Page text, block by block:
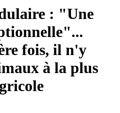
: "Une
fois, il n'y
à la plus